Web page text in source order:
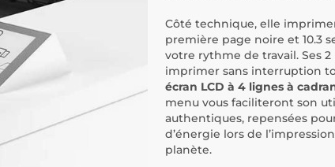
Côté technique, elle
première page noire et 10.3
votre rythme de travail. Ses 2
imprimer sans interruption
écran LCD à 4 lignes à
menu vous faciliteront son
authentiques, repensées
d’énergie lors de
planète.